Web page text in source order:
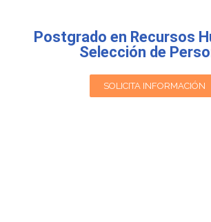
Postgrado en Recursos
Selección de
SOLICITA INFORMACIÓN